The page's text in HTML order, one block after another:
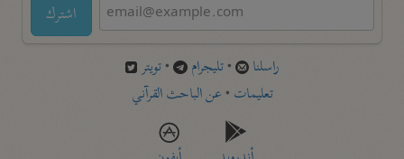
اشترك
راسلنا •تليجرام •تويتر
تعليمات •عن الباحث القرآني